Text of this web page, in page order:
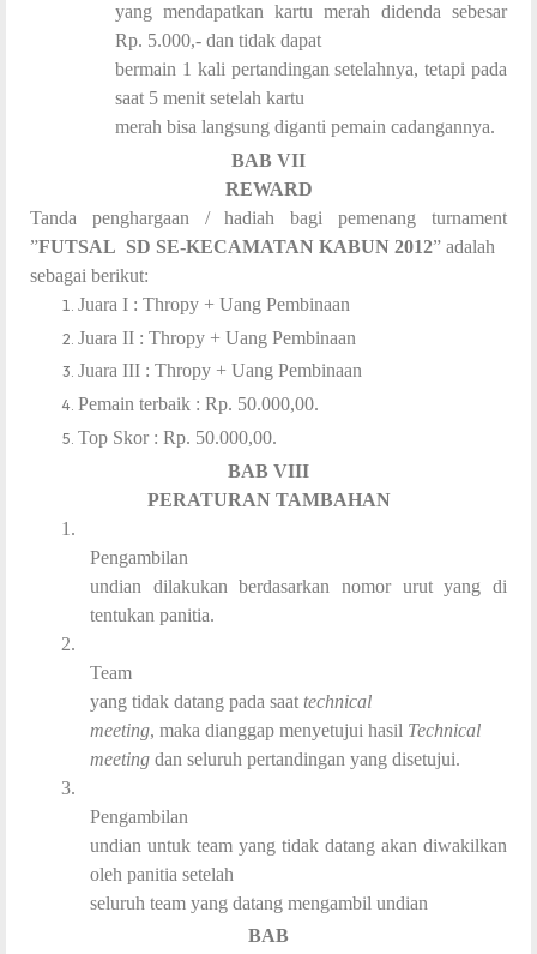
yang mendapatkan kartu merah didenda sebesar
Rp. 5.000,- dan tidak dapat
bermain 1 kali pertandingan setelahnya, tetapi pada
saat 5 menit setelah kartu
merah bisa langsung diganti pemain cadangannya.
BAB VII
REWARD
Tanda penghargaan / hadiah bagi pemenang turnament
”FUTSAL SD SE-KECAMATAN KABUN 2012” adalah
sebagai berikut:
Juara I : Thropy + Uang Pembinaan
Juara II : Thropy + Uang Pembinaan
Juara III : Thropy + Uang Pembinaan
Pemain terbaik : Rp. 50.000,00.
Top Skor : Rp. 50.000,00.
BAB VIII
PERATURAN TAMBAHAN
1.
Pengambilan
undian dilakukan berdasarkan nomor urut yang di
tentukan panitia.
2.
Team
yang tidak datang pada saat technical
meeting, maka dianggap menyetujui hasil Technical
meeting dan seluruh pertandingan yang disetujui.
3.
Pengambilan
undian untuk team yang tidak datang akan diwakilkan
oleh panitia setelah
seluruh team yang datang mengambil undian
BAB